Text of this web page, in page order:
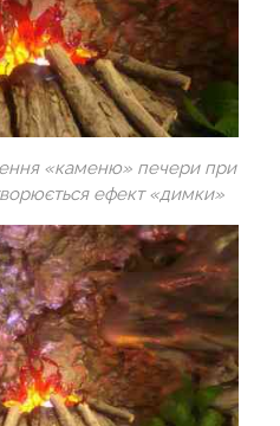
«каменю» печери при
ефект «димки»